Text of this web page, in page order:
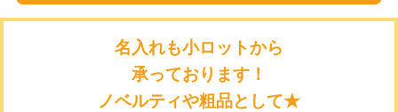
名入れも小ロットから
承っております！
ノベルティや粗品として★